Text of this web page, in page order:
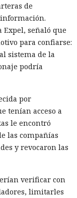
de un
ya que la mayor
se usa en
la detección
de señales
la creación
y el fraude con
IA con
y ésta
ajena
de
señaló que
para confiarse:
sistema de la
podría
por
tenían acceso a
le encontró
las compañías
y revocaron las
verificar con
limitarles